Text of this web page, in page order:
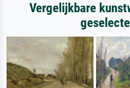
Vergelijkbare